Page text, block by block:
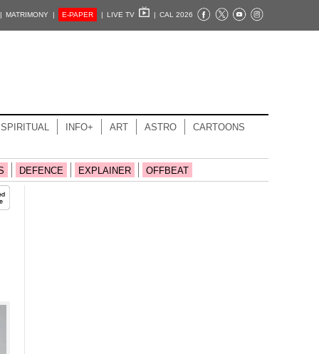
MATRIMONY | E-PAPER | LIVE TV | CAL 2026
SPIRITUAL INFO+ ART ASTRO CARTOONS
DEFENCE EXPLAINER OFFBEAT